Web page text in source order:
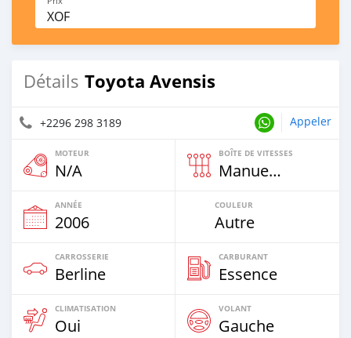
XOF
Détails Toyota Avensis
+2296 298 3189 Appeler
MOTEUR
N/A
BOÎTE DE VITESSES
Manuelle
ANNÉE
2006
COULEUR
Autre
CARROSSERIE
Berline
CARBURANT
Essence
CLIMATISATION
Oui
VOLANT
Gauche